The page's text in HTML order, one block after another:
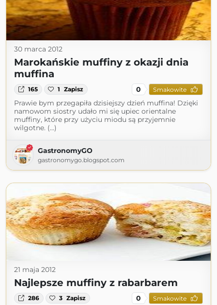
30 marca 2012
Marokańskie muffiny z okazji dnia
muffina
165 1 Zapisz 0 Smakowite
Prawie bym przegapiła dzisiejszy dzień muffina! Dzięki
namowom siostry udało mi się upiec orientalne
muffiny, które przy użyciu miodu są przyjemnie
wilgotne. (...)
GastronomyGO
gastronomygo.blogspot.com
21 maja 2012
Najlepsze muffiny z rabarbarem
286 3 Zapisz 0 Smakowite